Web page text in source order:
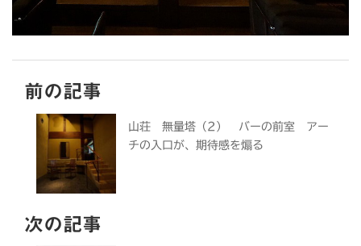
前の記事
山荘 無量塔（2） バーの前室 アー
チの入口が、期待感を煽る
次の記事